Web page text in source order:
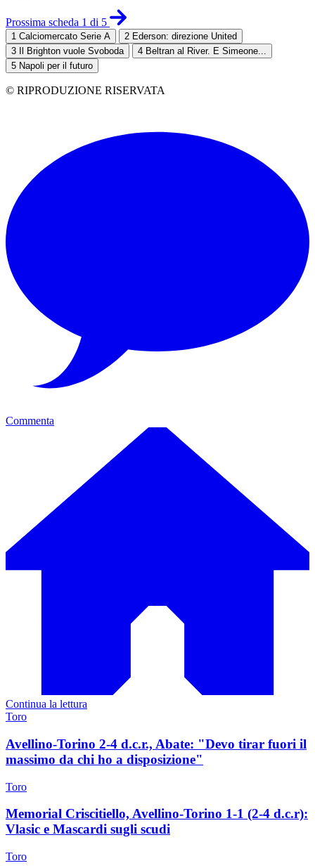
Prossima scheda 1 di 5
1 Calciomercato Serie A 2 Ederson: direzione United
3
Il Brighton vuole Svoboda 4 Beltran al River. E Simeone...
5 Napoli per il futuro
© RIPRODUZIONE RISERVATA
Commenta
Continua la lettura
Toro
Avellino-Torino 2-4 d.c.r., Abate: "Devo tirar fuori il
massimo da chi ho a disposizione"
Toro
Memorial Criscitiello, Avellino-Torino 1-1 (2-4 d.c.r):
Vlasic e Mascardi sugli scudi
Toro